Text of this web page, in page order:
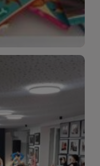
najmłodszych lat.
i odkrywania